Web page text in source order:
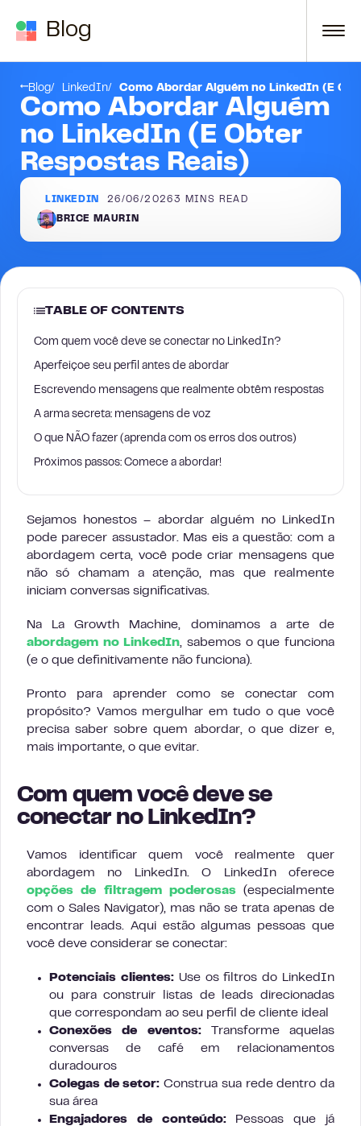
Blog
Blog LinkedIn Como Abordar Alguém no LinkedIn (E
Como Abordar Alguém
no LinkedIn (E Obter
Respostas Reais)
LINKEDIN 26/06/2026 3 MINS READ
BRICE MAURIN
TABLE OF CONTENTS
Com quem você deve se conectar no LinkedIn?
Aperfeiçoe seu perfil antes de abordar
Escrevendo mensagens que realmente obtêm respostas
A arma secreta: mensagens de voz
O que NÃO fazer (aprenda com os erros dos outros)
Próximos passos: Comece a abordar!
Sejamos honestos – abordar alguém no LinkedIn
pode parecer assustador. Mas eis a questão: com a
abordagem certa, você pode criar mensagens que
não só chamam a atenção, mas que realmente
iniciam conversas significativas.
Na La Growth Machine, dominamos a arte de
abordagem no LinkedIn, sabemos o que funciona
(e o que definitivamente não funciona).
Pronto para aprender como se conectar com
propósito? Vamos mergulhar em tudo o que você
precisa saber sobre quem abordar, o que dizer e,
mais importante, o que evitar.
Com quem você deve se
conectar no LinkedIn?
Vamos identificar quem você realmente quer
abordagem no LinkedIn. O LinkedIn oferece
opções de filtragem poderosas(especialmente
com o Sales Navigator), mas não se trata apenas de
encontrar leads. Aqui estão algumas pessoas que
você deve considerar se conectar:
Potenciais clientes:Use os filtros do LinkedIn
ou para construir listas de leads direcionadas
que correspondam ao seu perfil de cliente ideal
Conexões de eventos:Transforme aquelas
conversas de café em relacionamentos
duradouros
Colegas de setor: Construa sua rede dentro da
sua área
Engajadores de conteúdo:Pessoas que já
Próximos passos: Comece a abordar!